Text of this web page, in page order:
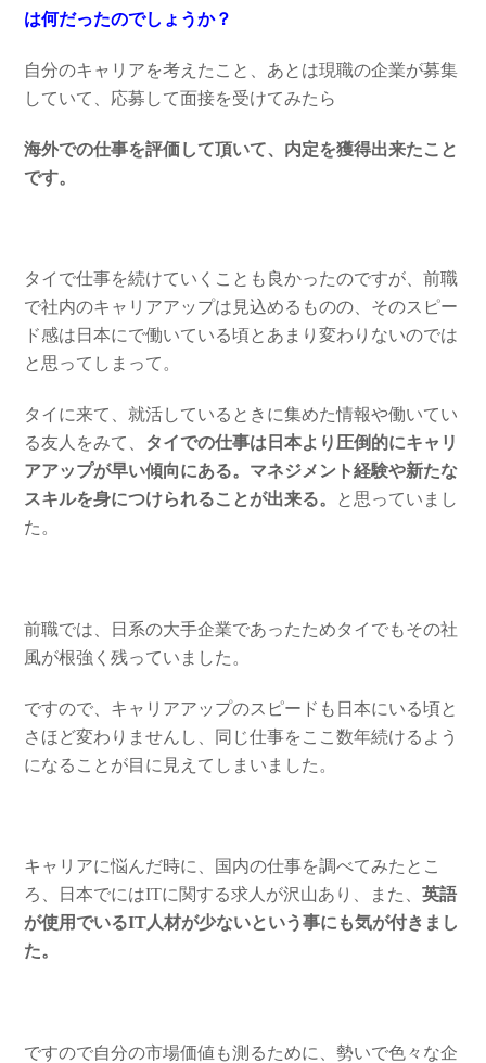
は何だったのでしょうか？
自分のキャリアを考えたこと、あとは現職の企業が募集
していて、応募して面接を受けてみたら
海外での仕事を評価して頂いて、内定を獲得出来たこと
です。
タイで仕事を続けていくことも良かったのですが、前職
で社内のキャリアアップは見込めるものの、そのスピー
ド感は日本にで働いている頃とあまり変わりないのでは
と思ってしまって。
タイに来て、就活しているときに集めた情報や働いてい
る友人をみて、 タイでの仕事は日本より圧倒的にキャリ
アアップが早い傾向にある。マネジメント経験や新たな
スキルを身につけられることが出来る。
と思っていまし
た。
前職では、日系の大手企業であったためタイでもその社
風が根強く残っていました。
ですので、キャリアアップのスピードも日本にいる頃と
さほど変わりませんし、同じ仕事をここ数年続けるよう
になることが目に見えてしまいました。
キャリアに悩んだ時に、国内の仕事を調べてみたとこ
ろ、日本でにはITに関する求人が沢山あり、また、英語
が使用でいるIT人材が少ないという事にも気が付きまし
た。
ですので自分の市場価値も測るために、勢いで色々な企